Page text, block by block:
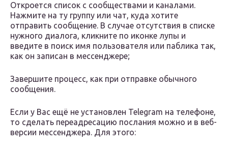
Откроется список с сообществами и каналами.
Нажмите на ту группу или чат, куда хотите
отправить сообщение. В случае отсутствия в списке
нужного диалога, кликните по иконке лупы и
введите в поиск имя пользователя или паблика так,
как он записан в мессенджере;
Завершите процесс, как при отправке обычного
сообщения.
Если у Вас ещё не установлен Telegram на телефоне,
то сделать переадресацию послания можно и в веб-
версии мессенджера. Для этого: